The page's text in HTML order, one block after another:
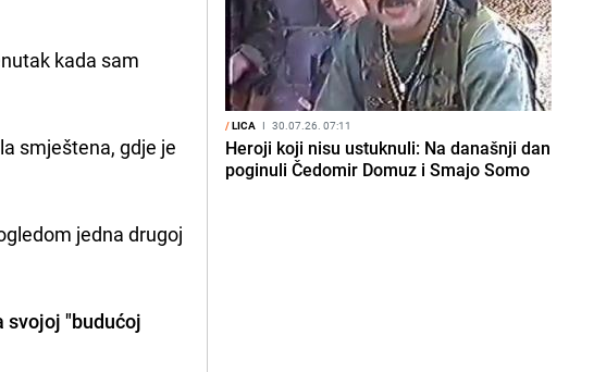
kada sam
smještena, gdje je
jedna drugoj
svojoj "budućoj
/LICA I 30.07.26. 07:11
Heroji koji nisu ustuknuli: Na današnji dan
poginuli Čedomir Domuz i Smajo Somo